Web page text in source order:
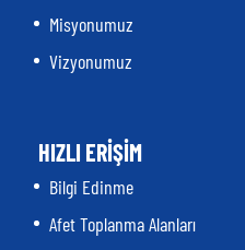
Misyonumuz
Vizyonumuz
HIZLI ERİŞİM
Bilgi Edinme
Afet Toplanma Alanları